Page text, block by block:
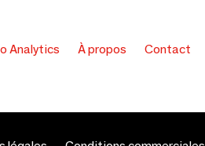
Analytics À propos Contact